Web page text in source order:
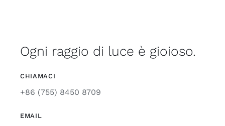
Ogni raggio di luce è gioioso.
CHIAMACI
+86 (755) 8450 8709
EMAIL